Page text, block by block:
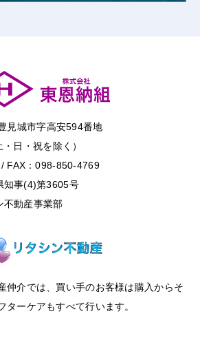
城市字高安594番地
・日・祝を除く）
FAX：098-850-4769
事(4)第3605号
動産事業部
仲介では、買い手のお客様は購入からそ
ターケアもすべて行います。